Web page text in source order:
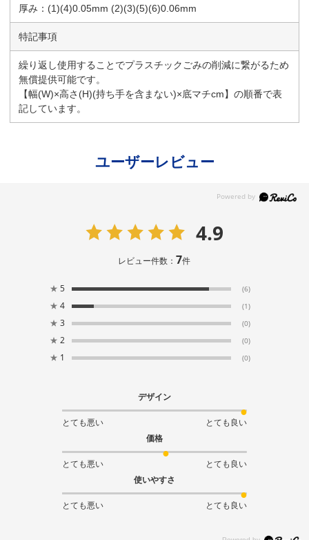
厚み：(1)(4)0.05mm (2)(3)(5)(6)0.06mm
特記事項
繰り返し使用することでプラスチックごみの削減に繋がるため
無償提供可能です。
【幅(W)×高さ(H)(持ち手を含まない)×底マチcm】の順番で表
記しています。
ユーザーレビュー
4.9
レビュー件数：7件
★ 5 (6)
★ 4 (1)
★ 3 (0)
★ 2 (0)
★ 1 (0)
デザイン
とても悪い
とても良い
価格
とても悪い
とても良い
使いやすさ
とても悪い とても良い